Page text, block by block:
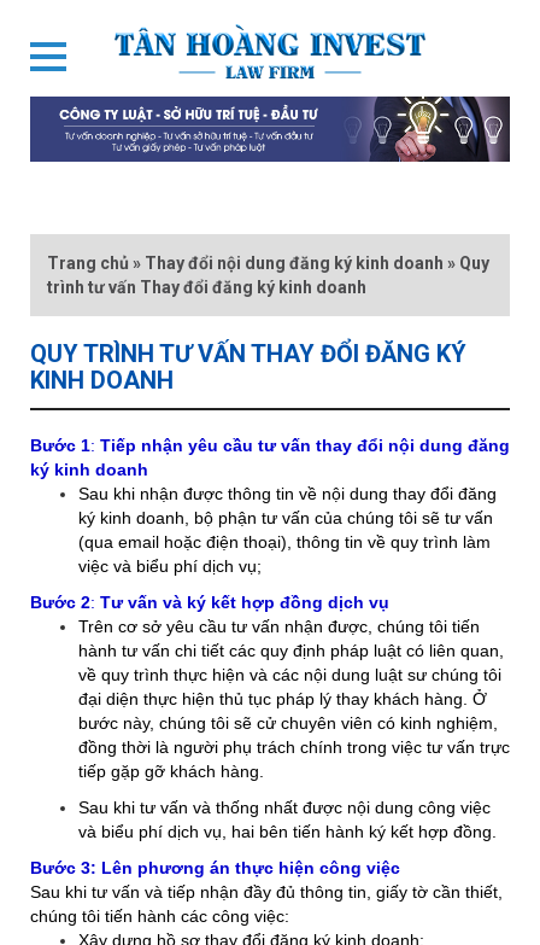
Trang chủ » Thay đổi nội dung đăng ký kinh doanh » Quy
trình tư vấn Thay đổi đăng ký kinh doanh
QUY TRÌNH TƯ VẤN THAY ĐỔI ĐĂNG KÝ
KINH DOANH
Bước 1: Tiếp nhận yêu cầu tư vấn thay đổi nội dung đăng
ký kinh doanh
Sau khi nhận được thông tin về nội dung thay đổi đăng
ký kinh doanh, bộ phận tư vấn của chúng tôi sẽ tư vấn
(qua email hoặc điện thoại), thông tin về quy trình làm
việc và biểu phí dịch vụ;
Bước 2: Tư vấn và ký kết hợp đồng dịch vụ
Trên cơ sở yêu cầu tư vấn nhận được, chúng tôi tiến
hành tư vấn chi tiết các quy định pháp luật có liên quan,
về quy trình thực hiện và các nội dung luật sư chúng tôi
đại diện thực hiện thủ tục pháp lý thay khách hàng. Ở
bước này, chúng tôi sẽ cử chuyên viên có kinh nghiệm,
đồng thời là người phụ trách chính trong việc tư vấn trực
tiếp gặp gỡ khách hàng.
Sau khi tư vấn và thống nhất được nội dung công việc
và biểu phí dịch vụ, hai bên tiến hành ký kết hợp đồng
Bước 3: Lên phương án thực hiện công việc
Sau khi tư vấn và tiếp nhận đầy đủ thông tin, giấy tờ cần thiết,
chúng tôi tiến hành các công việc:
Xây dựng hồ sơ thay đổi đăng ký kinh doanh;